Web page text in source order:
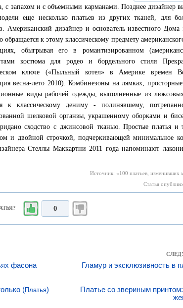
с запахом и с объемными карманами. Позднее дизайнер
еще несколько платьев из других тканей, для
Американский дизайнер и основатель известного
обращается к этому классическому предмету
обыгрывая его в романтизированном
костюма для родео и бордельного стиля
ключе («Пыльный котел» в Америке времен
весна-лето 2010). Комбинезоны на лямках,
виды рабочей одежды, выполненные из
к классическому дениму - полинявшему,
шелковой органзы, украшенному оборками и
сходство с джинсовой тканью. Простые платья и
и двойной строчкой, подчеркивающей минимальное
Стеллы Маккартни 2011 года напоминают
Источник: «100 платьев,
Статья
0
фасона
( Платья)
Гламур и эксклюзивность в
Платье со звериным